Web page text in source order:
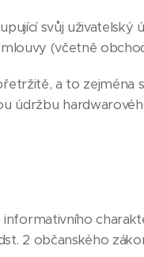
svůj uživatelský
(včetně
a to zejména
údržbu
2 občanského